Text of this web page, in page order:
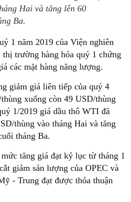
Hai và tăng lên 60
Ba.
1 năm 2019 của Viện nghiên
trường hàng hóa quý 1 chứng
các mặt hàng năng lượng.
giảm giá liên tiếp của quý 4
xuống còn 49 USD/thùng
1/2019 giá dầu thô WTI đã
thùng vào tháng Hai và tăng
tháng Ba.
tăng giá đạt kỷ lục từ tháng 1
giảm sản lượng của OPEC và
- Trung đạt được thỏa thuận